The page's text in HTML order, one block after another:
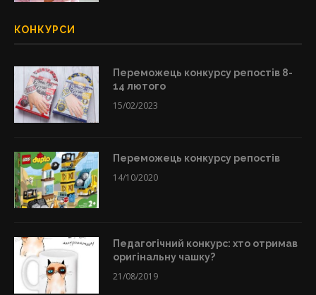
КОНКУРСИ
Переможець конкурсу репостів 8-
14 лютого
15/02/2023
Переможець конкурсу репостів
14/10/2020
Педагогічний конкурс: хто отримав
оригінальну чашку?
21/08/2019